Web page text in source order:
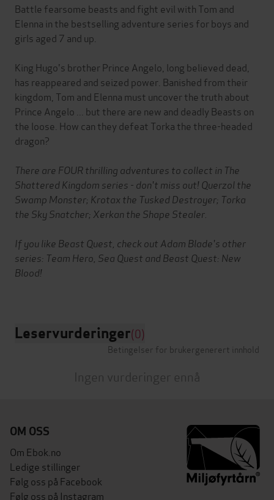
Battle fearsome beasts and fight evil with Tom and
Elenna in the bestselling adventure series for boys and
girls aged 7 and up.
King Hugo's brother Prince Angelo, long believed dead,
has reappeared and seized power. Banished from their
kingdom, Tom and Elenna must uncover the truth about
Prince Angelo ... but there are new and deadly Beasts on
the loose. How can they defeat Torka the three-headed
dragon?
There are FOUR thrilling adventures to collect in The
Shattered Kingdom series - don't miss out! Querzol the
Swamp Monster; Krotax the Tusked Destroyer; Torka
the Sky Snatcher; Xerkan the Shape Stealer.
If you like Beast Quest, check out Adam Blade's other
series: Team Hero, Sea Quest and Beast Quest: New
Blood!
Leservurderinger(0)
Betingelser for brukergenerert innhold
Ingen vurderinger ennå
OM OSS
Om Ebok.no
Ledige stillinger
Følg oss på Facebook
Følg oss på Instagram